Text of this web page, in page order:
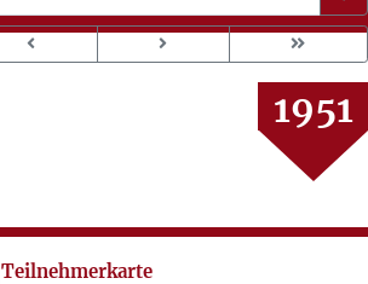
1950
1951
1952
1953
Teilnehmerkarte